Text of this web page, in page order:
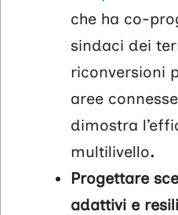
che ha co-
sindaci dei
riconversioni
aree
dimostra
multilivello.
Progettare
adattivi e